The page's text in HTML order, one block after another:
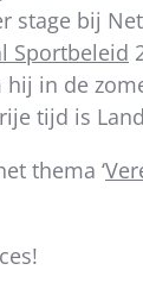
stage bij
Sportbeleid
hij in de
tijd is
thema ‘